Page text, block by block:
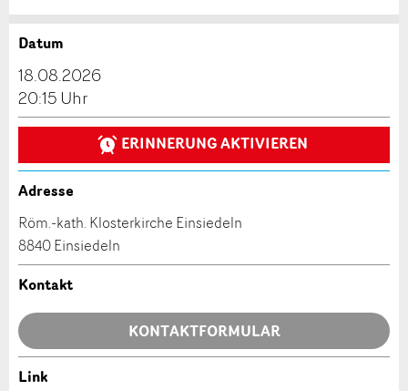
Anzeige beanstanden
Ihr Feedback wird sehr geschätzt!
Allgemeines Feedback
Anzeige weiterempfehlen
Empfehlen Sie diese Anzeige an Freunde weiter.
* Eingabe erforderlich
Reservation
Veranstaltungsdatum *:
Vorname / Nachname *:
Firma / Organisation:
Adresszusatz:
Datum
18.08.2026
20:15 Uhr
ERINNERUNG AKTIVIEREN
Adresse
Röm.-kath. Klosterkirche Einsiedeln
8840 Einsiedeln
Kontakt
KONTAKTFORMULAR
Link